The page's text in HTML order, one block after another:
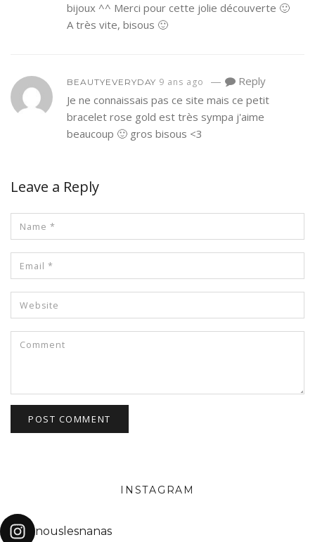
bijoux ^^ Merci pour cette jolie découverte 🙂
A très vite, bisous 🙂
BEAUTYEVERYDAY 9 ans ago —
Reply
Je ne connaissais pas ce site mais ce petit
bracelet rose gold est très sympa j'aime
beaucoup 🙂 gros bisous <3
Leave a Reply
INSTAGRAM
nouslesnanas